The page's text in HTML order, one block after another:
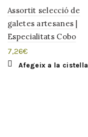
Assortit selecció de
galetes artesanes |
Especialitats Cobo
7,26€
Afegeix a la cistella